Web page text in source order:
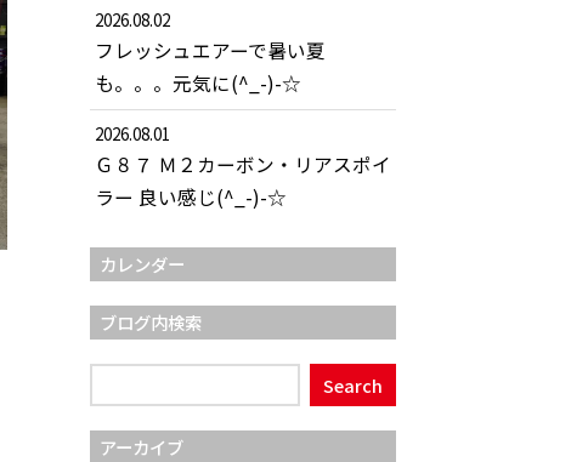
2026.08.02
フレッシュエアーで暑い夏
も。。。元気に(^_-)-☆
2026.08.01
Ｇ８７ Ｍ２カーボン・リアスポイ
ラー 良い感じ(^_-)-☆
カレンダー
ブログ内検索
アーカイブ